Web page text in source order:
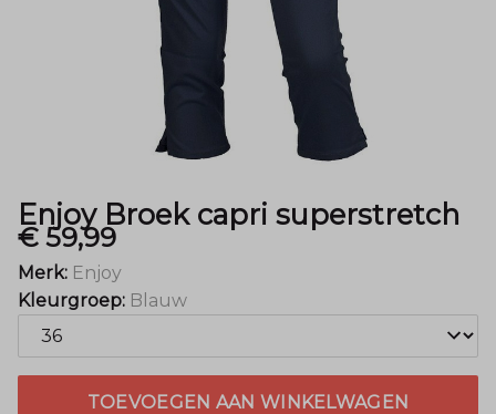
Enjoy Broek capri superstretch
€ 59,99
Merk: Enjoy
Kleurgroep: Blauw
TOEVOEGEN AAN WINKELWAGEN